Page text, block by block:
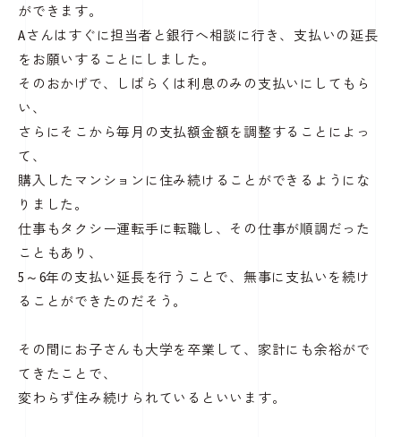
ができます。
Aさんはすぐに担当者と銀行へ相談に行き、支払いの延長
をお願いすることにしました。
そのおかげで、しばらくは利息のみの支払いにしてもら
い、
さらにそこから毎月の支払額金額を調整することによっ
て、
購入したマンションに住み続けることができるようにな
りました。
仕事もタクシー運転手に転職し、その仕事が順調だった
こともあり、
5～6年の支払い延長を行うことで、無事に支払いを続け
ることができたのだそう。
その間にお子さんも大学を卒業して、家計にも余裕がで
てきたことで、
変わらず住み続けられているといいます。